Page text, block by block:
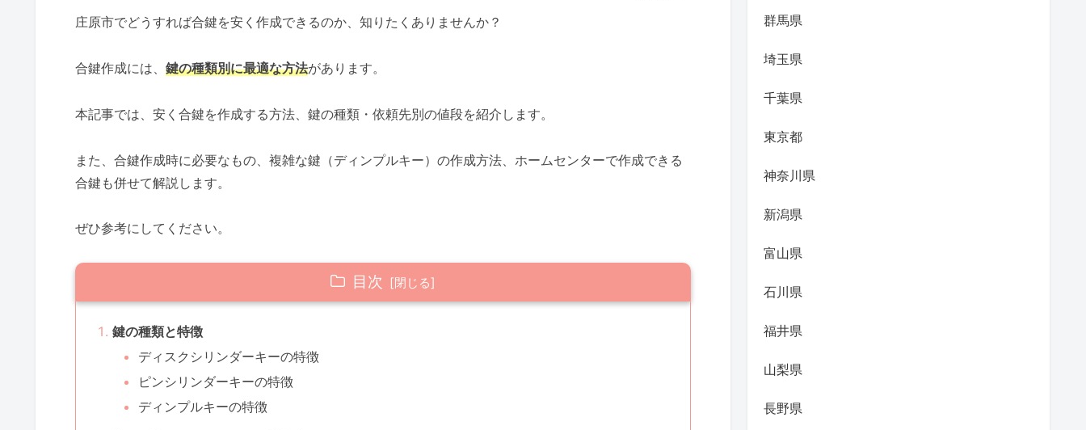
庄原市でどうすれば合鍵を安く作成できるのか、知りたくありませんか？
合鍵作成には、 鍵の種類別に最適な方法があります。
本記事では、安く合鍵を作成する方法、鍵の種類・依頼先別の値段を紹介します。
また、合鍵作成時に必要なもの、複雑な鍵（ディンプルキー）の作成方法、ホームセンターで作成できる
合鍵も併せて解説します。
ぜひ参考にしてください。
目次
鍵の種類と特徴
ディスクシリンダーキーの特徴
ピンシリンダーキーの特徴
ディンプルキーの特徴
群馬県
埼玉県
千葉県
東京都
神奈川県
新潟県
富山県
石川県
福井県
山梨県
長野県